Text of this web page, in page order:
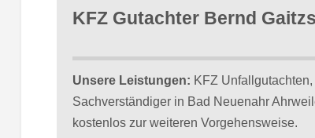
KFZ Gutachter Bernd
Unsere Leistungen: KFZ
Sachverständiger in Bad Neuenahr
kostenlos zur weiteren Vorgehensweise.